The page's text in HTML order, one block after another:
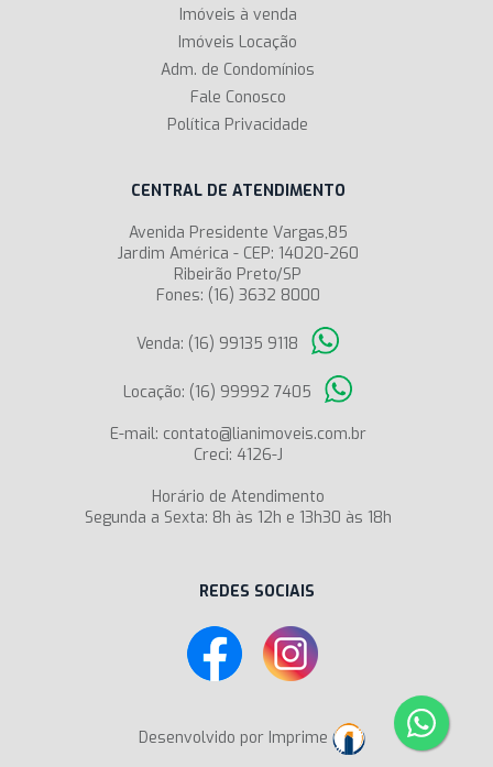
Imóveis à venda
Imóveis Locação
Adm. de Condomínios
Fale Conosco
Política Privacidade
CENTRAL DE ATENDIMENTO
Avenida Presidente Vargas,85
Jardim América - CEP: 14020-260
Ribeirão Preto/SP
Fones: (16) 3632 8000
Venda: (16) 99135 9118
Locação: (16) 99992 7405
E-mail: contato@lianimoveis.com.br
Creci: 4126-J
Horário de Atendimento
Segunda a Sexta: 8h às 12h e 13h30 às 18h
REDES SOCIAIS
Desenvolvido por Imprime